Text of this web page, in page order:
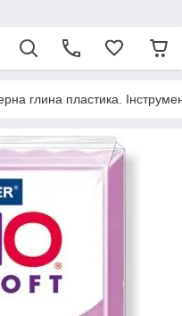
глина пластика.